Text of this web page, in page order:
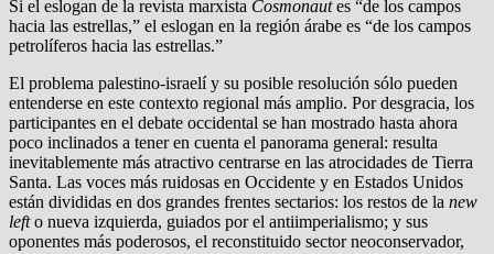
Si el eslogan de la revista marxista Cosmonautes “de los campos
hacia las estrellas,” el eslogan en la región árabe es “de los campos
petrolíferos hacia las estrellas.”
El problema palestino-israelí y su posible resolución sólo pueden
entenderse en este contexto regional más amplio. Por desgracia, los
participantes en el debate occidental se han mostrado hasta ahora
poco inclinados a tener en cuenta el panorama general: resulta
inevitablemente más atractivo centrarse en las atrocidades de Tierra
Santa. Las voces más ruidosas en Occidente y en Estados Unidos
están divididas en dos grandes frentes sectarios: los restos de la new
lefto nueva izquierda, guiados por el antiimperialismo; y sus
oponentes más poderosos, el reconstituido sector neoconservador,